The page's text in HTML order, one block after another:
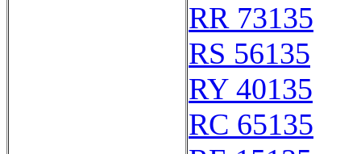
RR 73135
RS 56135
RY 40135
RC 65135